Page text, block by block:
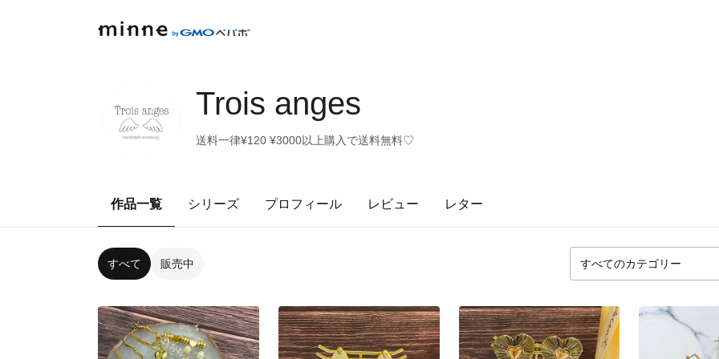
Trois anges
送料一律¥120 ¥3000以上購入で送料無料♡
作品一覧 シリーズ プロフィール レビュー レター
すべて 販売中